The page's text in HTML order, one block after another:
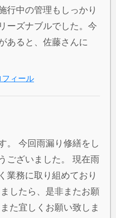
行中の管理もしっかり
ーズナブルでした。今
あると、佐藤さんに
ィール
。 今回雨漏り修繕をし
ございました。 現在雨
業務に取り組めており
したら、是非またお願
た宜しくお願い致しま